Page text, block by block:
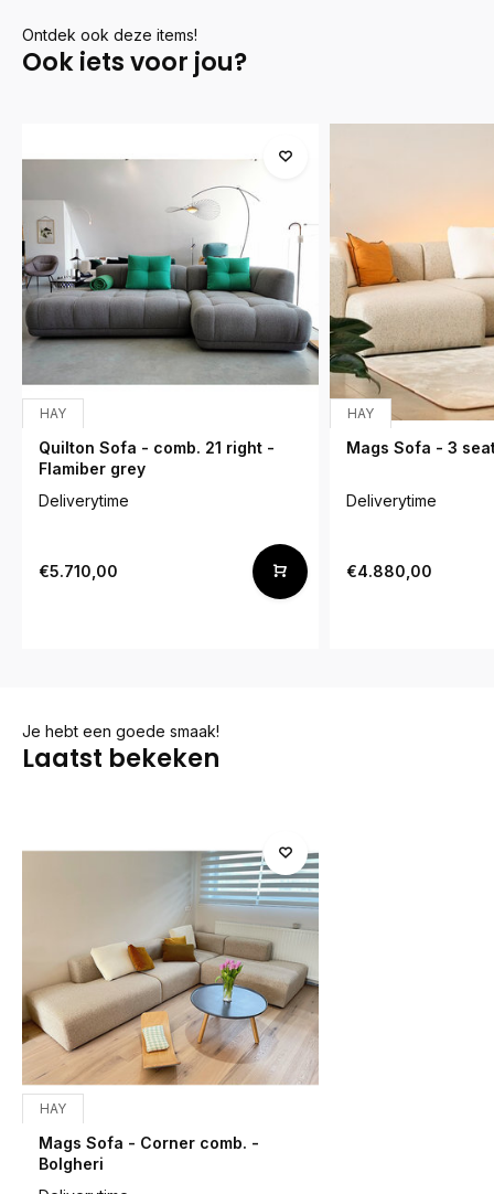
Ontdek ook deze items!
Ook iets voor jou?
HAY
Quilton Sofa - comb. 21 right -
Flamiber grey
Deliverytime
€5.710,00
HAY
Mags Sofa - 3
Deliverytime
€4.880,00
Je hebt een goede smaak!
Laatst bekeken
HAY
Mags Sofa - Corner comb. -
Bolgheri